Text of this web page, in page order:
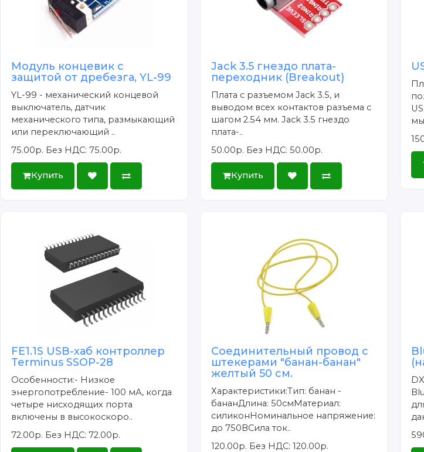
Модуль концевик с
защитой от дребезга, YL-99
YL-99 - механический концевой
выключатель, датчик
механического типа, размыкающий
или переключающий ..
75.00р. Без НДС: 75.00р.
Купить
Jack 3.5 гнездо плата-
переходник (Breakout)
Плата с разъемом Jack 3.5, и
выводом всех контактов разъема с
шагом 2.54 мм. Jack 3.5 гнездо
плата-..
50.00р. Без НДС: 50.00р.
Купить
FE1.1S USB-хаб контроллер
Terminus SSOP-28
Особенности:- Низкое
энергопотребление- 100 мА, когда
четыре нисходящих порта
включены в высокоскоро..
72.00р. Без НДС: 72.00р.
Соединительный провод с
штекерами "банан-банан"
желтый 50 см.
Характеристики:Тип: банан -
бананДлина: 50смМатериал:
силиконНоминальное напряжение:
до 750ВСила ток..
120.00р. Без НДС: 120.00р.